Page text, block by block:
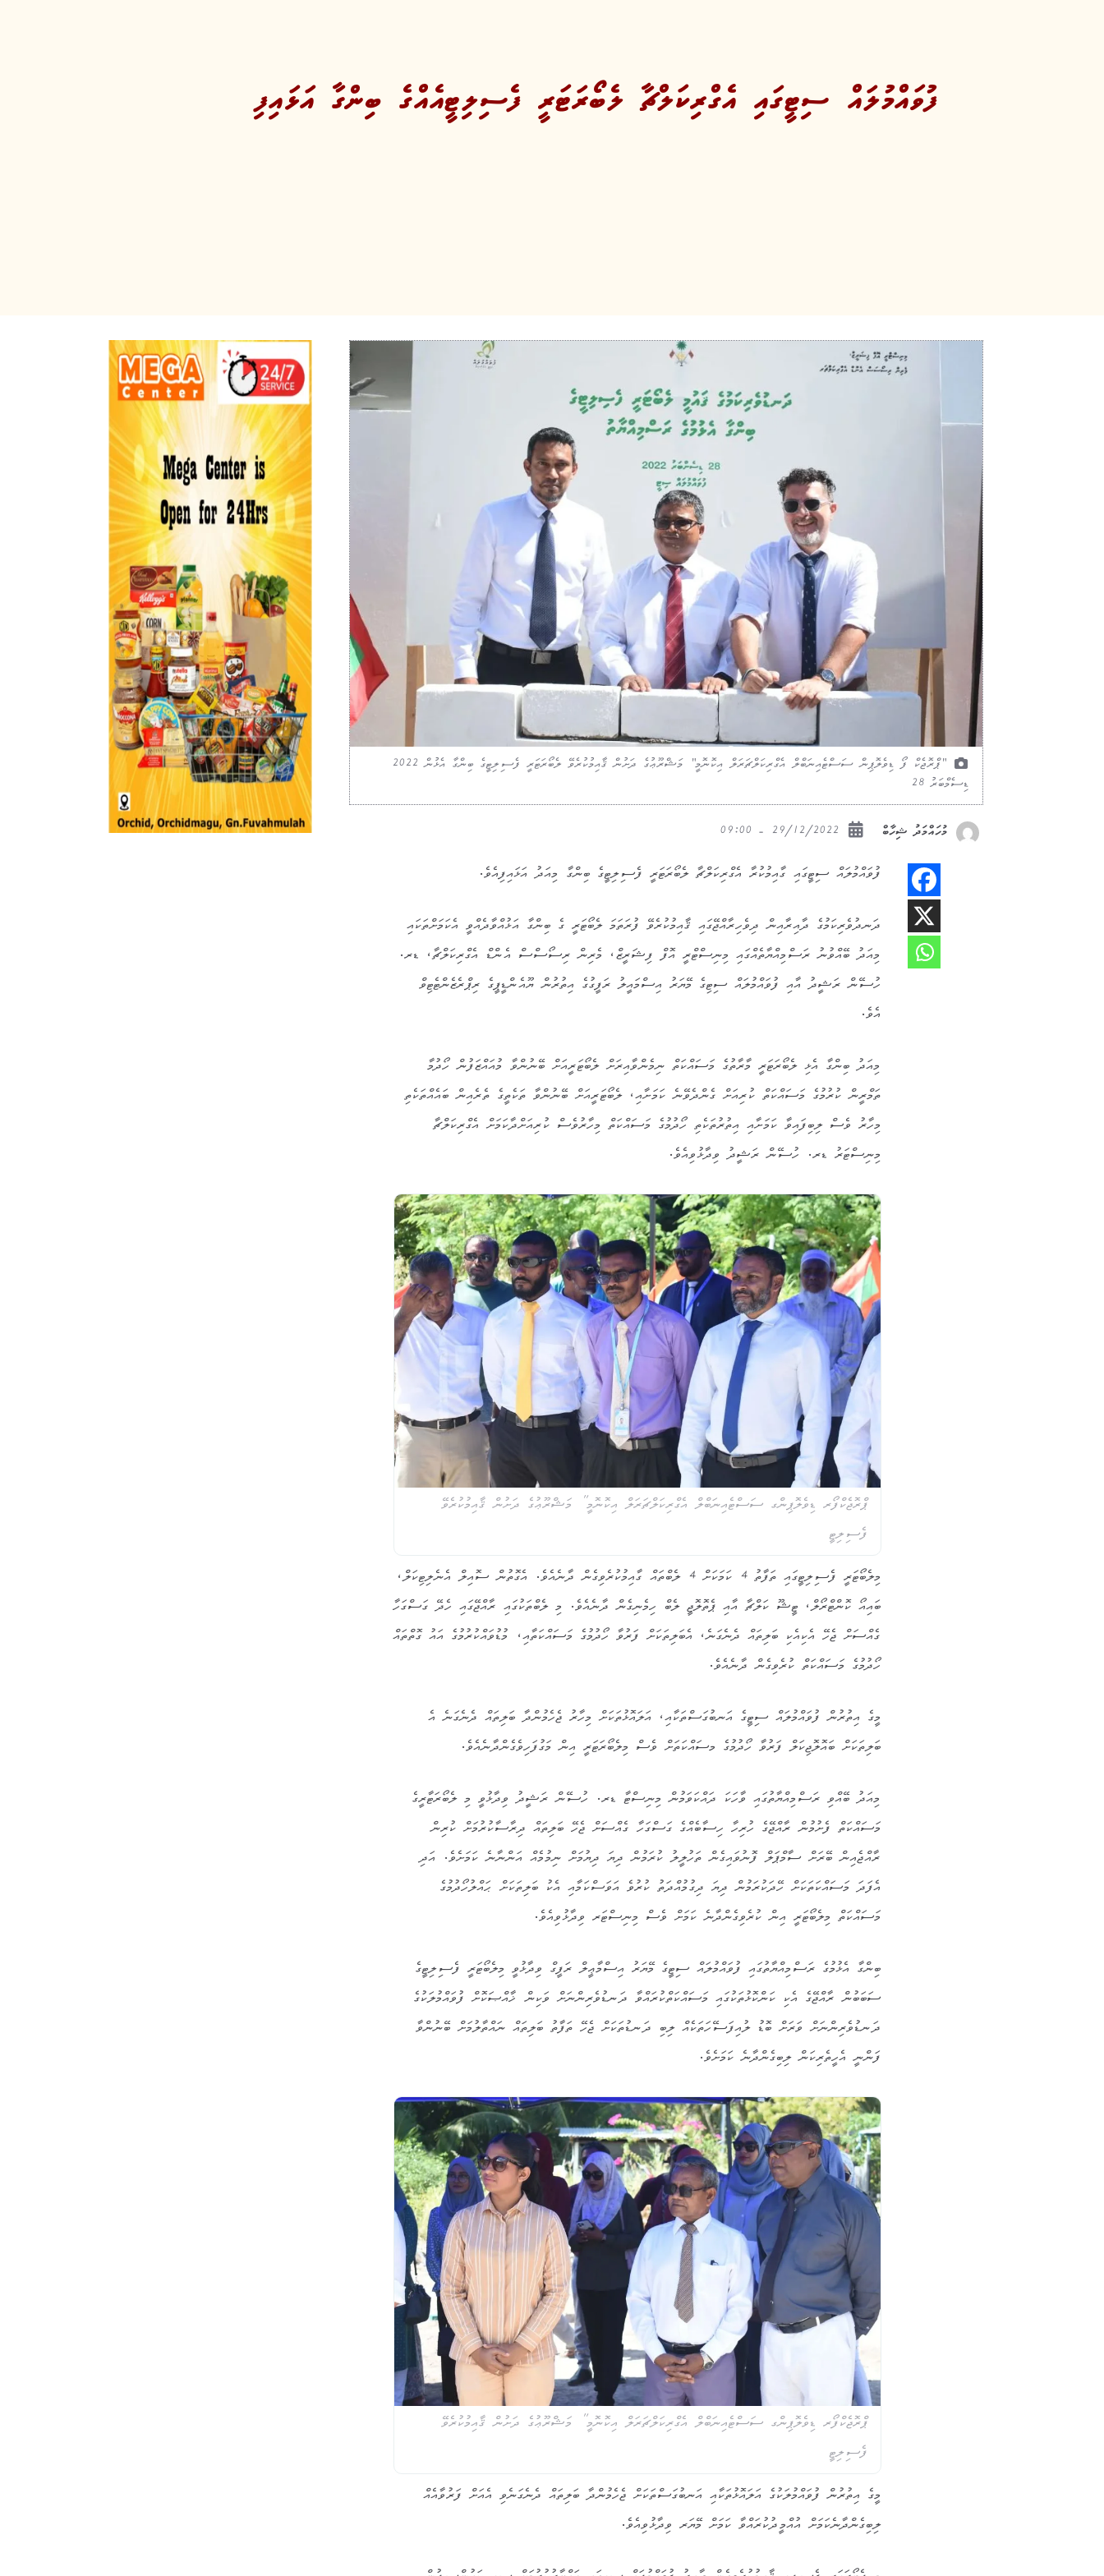
ފުވައްމުލައް ސިޓީގައި އެގްރިކަލްޗާ ލެބޯރަޓަރީ ފެސިލިޓީއެއްގެ ބިންގާ އަޅައިފި
"ޕްރޮޖެކް ފޯ ޑިވެލޮޕިން ސަސްޓެއިނަބްލް އެގްރިކަލްޗަރަލް އިކޮނޮމީ" މަޝްރޫޢުގެ ދަށުން ޤާއިމުކުރެވޭ ލެބޯރަޓަރީ ފެސިލިޓީގެ ބިންގާ އެޅުން 2022
ޑިސެމްބަރު 28
މުހައްމަދު ޝިހާބް
ފުވައްމުލައް ސިޓީގައި ގާއިމުކުރާ އެގްރިކަލްޗާ ލެބޯރަޓަރީ ފެސިލިޓީގެ ބިންގާ މިއަދު އަޅައިފިއެވެ.
ދަނދުވެރިކަމުގެ ދާއިރާއިން ދިވެހިރާއްޖޭގައި ޤާއިމުކުރެވޭ ފުރަތަމަ ލެބޯޓަރީ ގެ ބިންގާ އަޅުއްވާދެއްވީ އެކަމަށްތަކައި
މިއަދު ބޭއްވުނު ރަސްމިއްޔާތެއްގައި މިނިސްޓްރީ އޮފް ފިޝަރީޒް، މެރިން ރިސޯސްސް އެންޑް އެގްރިކަލްޗާ، ޑރ.
ހުސޭން ރަޝީދު އާއި ފުވައްމުލައް ސިޓިގެ މޭޔަރު އިސްމައީލު ރަފީގުގެ އިތުރުން ޔޫއެންޑީޕީގެ ރިޕްރެޒެންޓެޓިވް
އެވެ.
މިއަދު ބިންގާ އެޅި ލެބޯރަޓަރީ މާރާތުގެ މަސައްކަތް ނިމެންވާއިރަށް ލެބޯޓަރީއަށް ބޭނުންވާ މުއައްޒަފުން ހޯދުމާ
ތަމްރީން ކުރުމުގެ މަސައްކަތް ކުރިއަށް ގެންދެވޭނެ ކަމަށާއި، ލެބޯޓަރީއަށް ބޭނުންވާ ތަކެތީގެ ތެރެއިން ބައެއްތަކެތި
މިހާރު ވެސް ލިބިފައިވާ ކަމަށާއި އިތުރުތަކެތި ހޯދުމުގެ މަސައްކަތް މިހާރުވެސް ކުރިއަށްދާކަމަށް އެގްރިކަލްޗާ
މިނިސްޓަރު ޑރ. ހުސޭން ރަޝީދު ވިދާޅުވިއެވެ.
ޕްރޮޖެކްފޯރ ޑިވެލޮޕިންގ ސަސްޓެއިނަބްލް އެގްރިކަލްޗަރަލް އިކޮނޮމީ” މަޝްރޫޢުގެ ދަށުން ޤާއިމުކުރެވޭ
ފެސިލިޓީ
މިލެބޯޓަރީ ފެސިލިޓީގައި ތަފާތު 4 ކަމަކަށް 4 ލެބްތައް ގާއިމުކުރެވިގެން ދާނެއެވެ. އެގޮތުން ސޮއިލް އެނެލިޓިކަލް،
ބައިއޯ ކޮންޓްރޯލް، ޓީޝޫ ކަލްޗާ އާއި ޕެތޮލޮޖީ ލެބް ހިމެނިގެން ދާނެއެވެ. މި ލެބްތަކުގައި ރާއްޖޭގައި ހެދޭ ގަސްގަހާ
ގެއްސަށް ޖެހޭ އެކިއެކި ބަލިތައް ދެނެގަނެ، އެބަލިތަކަށް ފަރުވާ ހޯދުމުގެ މަސައްކަތާއި، މުޑުވައްކުރުމުގެ އައު ގޮތްތައް
ހޯދުމުގެ މަސައްކަތް ކުރެވިގެން ދާނެއެވެ.
މީގެ އިތުރުން ފުވައްމުލައް ސިޓީގެ އަނބުގަސްތަކާއި، އަލައޮޅުތަކަށް މިހާރު ޖެހެމުންދާ ބަލިތައް ދެނެގަނެ އެ
ބަލިތަކަށް ބައޮލޮޖިކަލް ފަރުވާ ހޯދުމުގެ މސައްކަތަށް ވެސް މިލެބޯރަޓަރީ އިން މަގުފަހިވެގެންދާނެއެވެ.
މިއަދު ބޭއްވި ރަސްމިއްޔާތުގައި ވާހަކަ ދައްކަވަމުން މިނިސްޓާ ޑރ. ހުސޭން ރަޝީދު ވިދާޅުވީ މި ލެބޯރަޓާރީގެ
މަސައްކަތް ފެށުމުން ރާއްޖޭގެ ހުރިހާ ހިސާބެއްގެ ގަސްގަހާ ގެއްސަށް ޖެހޭ ބަލިތައް ދިރާސާކުރުމަށް ކުރިން
ރާއްޖެއިން ބޭރަށް ސާމްޕަލް ފޮނުވައިގެން ތަހުލީލު ކުރަމުން ދިޔަ ދިޔުމަށް ނިމުމެއް އަންނާނެ ކަމަށެވެ. އަދި
އެފަދަ މަސައްކަތަކަށް ހޭދަކުރަމުން ދިޔަ ދިގުމުއްދަތު ކުރުވެ އަވަސްކަމާއި އެކު ބަލިތަކަށް ޙައްލުހޯދުމުގެ
މަސައްކަތް މިލެބޯޓަރީ އިން ކުރެވިގެންދާނެ ކަމަށް ވެސް މިނިސްޓަރ ވިދާޅުވިއެވެ.
ބިންގާ އެޅުމުގެ ރަސްމިއްޔާތުގައި ފުވައްމުލައް ސިޓީގެ މޭޔަރު އިސްމާޢީލް ރަފީގް ވިދާޅުވީ މިލެބޯޓަރީ ފެސިލިޓީގެ
ސަބަބުން ރާއްޖޭގެ އެކި ކަންކޮޅުތަކުގައި މަސައްކަތްކުރައްވާ ދަނޑުވެރިންނަށް ވަކިން ޚާއްޞަކޮށް ފުވައްމުލަކުގެ
ދަނޑުވެރިންނަށް ވަރަށް ބޮޑު ލުއިފަސޭހަތަކެއް ލިބި ދަނޑުތަކަށް ޖެހޭ ތަފާތު ބަލިތައް ނައްތާލުމަށް ބޭނުންވާ
ފަންނީ އެހީތެރިކަން ލިބިގެންދާނެ ކަމަށެވެ.
ޕްރޮޖެކްފޯރ ޑިވެލޮޕިންގ ސަސްޓެއިނަބްލް އެގްރިކަލްޗަރަލް އިކޮނޮމީ” މަޝްރޫޢުގެ ދަށުން ޤާއިމުކުރެވޭ
ފެސިލިޓީ
މީގެ އިތުރުން ފުވައްމުލަކުގެ އަލައޮޅުތަކާއި އަނބުގަސްތަކަށް ޖެހެމުންދާ ބަލިތައް ދެނެގަނެވި އެއަށް ފަރުވާއެއް
ލިބިގެންދާނެކަމަށް އުއްމީދުކުރައްވާ ކަމަށް މޭޔަރ ވިދާޅުވިއެވެ.